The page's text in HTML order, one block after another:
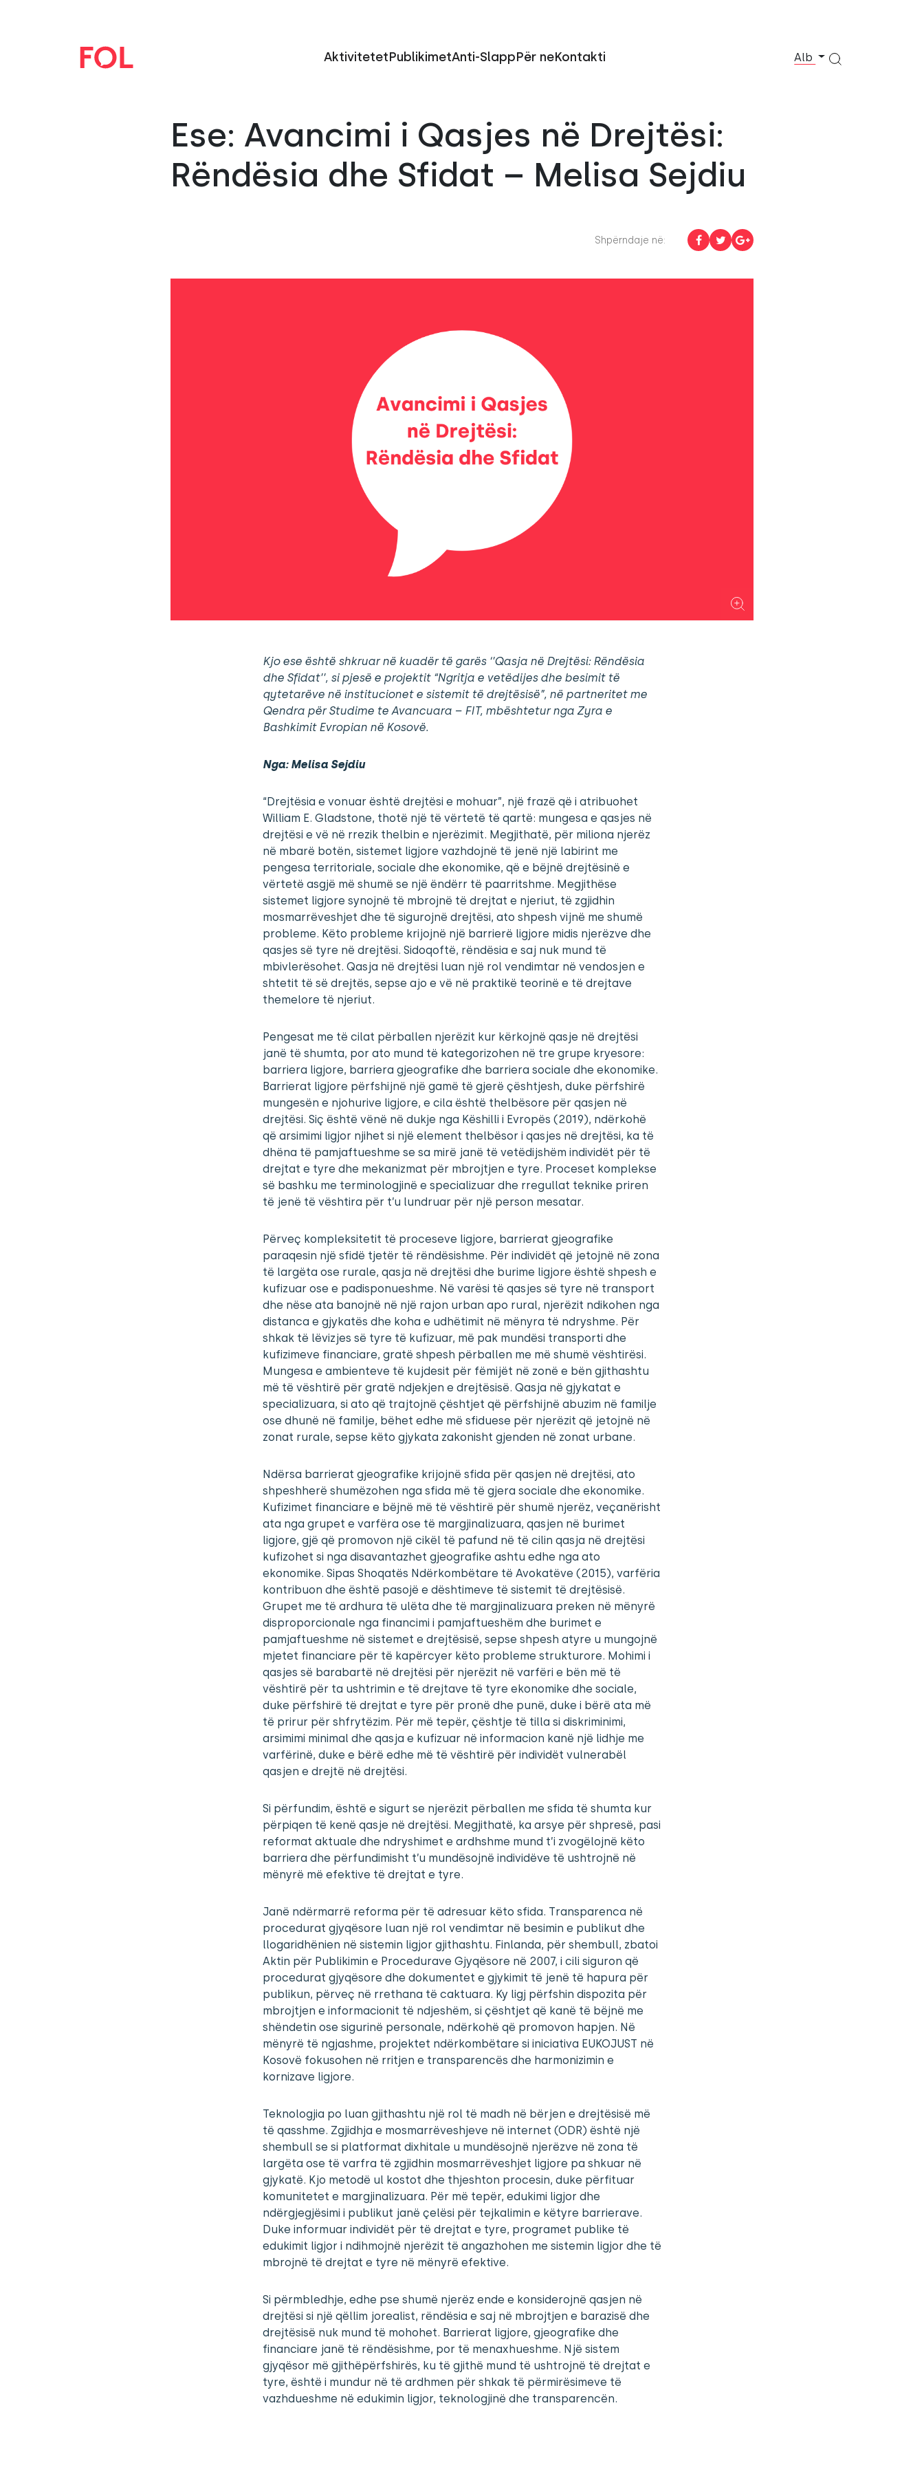
AktivitetetPublikimetAnti-SlappPër neKontakti Alb
Ese: Avancimi i Qasjes në Drejtësi:
Rëndësia dhe Sfidat – Melisa Sejdiu
Shpërndaje në:
Kjo ese është shkruar në kuadër të garës ‘’Qasja në Drejtësi: Rëndësia
dhe Sfidat’’, si pjesë e projektit “Ngritja e vetëdijes dhe besimit të
qytetarëve në institucionet e sistemit të drejtësisë”, në partneritet me
Qendra për Studime te Avancuara – FIT, mbështetur nga Zyra e
Bashkimit Evropian në Kosovë.
Nga: Melisa Sejdiu
“Drejtësia e vonuar është drejtësi e mohuar”, një frazë që i atribuohet
William E. Gladstone, thotë një të vërtetë të qartë: mungesa e qasjes në
drejtësi e vë në rrezik thelbin e njerëzimit. Megjithatë, për miliona njerëz
në mbarë botën, sistemet ligjore vazhdojnë të jenë një labirint me
pengesa territoriale, sociale dhe ekonomike, që e bëjnë drejtësinë e
vërtetë asgjë më shumë se një ëndërr të paarritshme. Megjithëse
sistemet ligjore synojnë të mbrojnë të drejtat e njeriut, të zgjidhin
mosmarrëveshjet dhe të sigurojnë drejtësi, ato shpesh vijnë me shumë
probleme. Këto probleme krijojnë një barrierë ligjore midis njerëzve dhe
qasjes së tyre në drejtësi. Sidoqoftë, rëndësia e saj nuk mund të
mbivlerësohet. Qasja në drejtësi luan një rol vendimtar në vendosjen e
shtetit të së drejtës, sepse ajo e vë në praktikë teorinë e të drejtave
themelore të njeriut.
Pengesat me të cilat përballen njerëzit kur kërkojnë qasje në drejtësi
janë të shumta, por ato mund të kategorizohen në tre grupe kryesore:
barriera ligjore, barriera gjeografike dhe barriera sociale dhe ekonomike.
Barrierat ligjore përfshijnë një gamë të gjerë çështjesh, duke përfshirë
mungesën e njohurive ligjore, e cila është thelbësore për qasjen në
drejtësi. Siç është vënë në dukje nga Këshilli i Evropës (2019), ndërkohë
që arsimimi ligjor njihet si një element thelbësor i qasjes në drejtësi, ka të
dhëna të pamjaftueshme se sa mirë janë të vetëdijshëm individët për të
drejtat e tyre dhe mekanizmat për mbrojtjen e tyre. Proceset komplekse
së bashku me terminologjinë e specializuar dhe rregullat teknike priren
të jenë të vështira për t’u lundruar për një person mesatar.
Përveç kompleksitetit të proceseve ligjore, barrierat gjeografike
paraqesin një sfidë tjetër të rëndësishme. Për individët që jetojnë në zona
të largëta ose rurale, qasja në drejtësi dhe burime ligjore është shpesh e
kufizuar ose e padisponueshme. Në varësi të qasjes së tyre në transport
dhe nëse ata banojnë në një rajon urban apo rural, njerëzit ndikohen nga
distanca e gjykatës dhe koha e udhëtimit në mënyra të ndryshme. Për
shkak të lëvizjes së tyre të kufizuar, më pak mundësi transporti dhe
kufizimeve financiare, gratë shpesh përballen me më shumë vështirësi.
Mungesa e ambienteve të kujdesit për fëmijët në zonë e bën gjithashtu
më të vështirë për gratë ndjekjen e drejtësisë. Qasja në gjykatat e
specializuara, si ato që trajtojnë çështjet që përfshijnë abuzim në familje
ose dhunë në familje, bëhet edhe më sfiduese për njerëzit që jetojnë në
zonat rurale, sepse këto gjykata zakonisht gjenden në zonat urbane.
Ndërsa barrierat gjeografike krijojnë sfida për qasjen në drejtësi, ato
shpeshherë shumëzohen nga sfida më të gjera sociale dhe ekonomike.
Kufizimet financiare e bëjnë më të vështirë për shumë njerëz, veçanërisht
ata nga grupet e varfëra ose të margjinalizuara, qasjen në burimet
ligjore, gjë që promovon një cikël të pafund në të cilin qasja në drejtësi
kufizohet si nga disavantazhet gjeografike ashtu edhe nga ato
ekonomike. Sipas Shoqatës Ndërkombëtare të Avokatëve (2015), varfëria
kontribuon dhe është pasojë e dështimeve të sistemit të drejtësisë.
Grupet me të ardhura të ulëta dhe të margjinalizuara preken në mënyrë
disproporcionale nga financimi i pamjaftueshëm dhe burimet e
pamjaftueshme në sistemet e drejtësisë, sepse shpesh atyre u mungojnë
mjetet financiare për të kapërcyer këto probleme strukturore. Mohimi i
qasjes së barabartë në drejtësi për njerëzit në varfëri e bën më të
vështirë për ta ushtrimin e të drejtave të tyre ekonomike dhe sociale,
duke përfshirë të drejtat e tyre për pronë dhe punë, duke i bërë ata më
të prirur për shfrytëzim. Për më tepër, çështje të tilla si diskriminimi,
arsimimi minimal dhe qasja e kufizuar në informacion kanë një lidhje me
varfërinë, duke e bërë edhe më të vështirë për individët vulnerabël
qasjen e drejtë në drejtësi.
Si përfundim, është e sigurt se njerëzit përballen me sfida të shumta kur
përpiqen të kenë qasje në drejtësi. Megjithatë, ka arsye për shpresë, pasi
reformat aktuale dhe ndryshimet e ardhshme mund t’i zvogëlojnë këto
barriera dhe përfundimisht t’u mundësojnë individëve të ushtrojnë në
mënyrë më efektive të drejtat e tyre.
Janë ndërmarrë reforma për të adresuar këto sfida. Transparenca në
procedurat gjyqësore luan një rol vendimtar në besimin e publikut dhe
llogaridhënien në sistemin ligjor gjithashtu. Finlanda, për shembull, zbatoi
Aktin për Publikimin e Procedurave Gjyqësore në 2007, i cili siguron që
procedurat gjyqësore dhe dokumentet e gjykimit të jenë të hapura për
publikun, përveç në rrethana të caktuara. Ky ligj përfshin dispozita për
mbrojtjen e informacionit të ndjeshëm, si çështjet që kanë të bëjnë me
shëndetin ose sigurinë personale, ndërkohë që promovon hapjen. Në
mënyrë të ngjashme, projektet ndërkombëtare si iniciativa EUKOJUST në
Kosovë fokusohen në rritjen e transparencës dhe harmonizimin e
kornizave ligjore.
Teknologjia po luan gjithashtu një rol të madh në bërjen e drejtësisë më
të qasshme. Zgjidhja e mosmarrëveshjeve në internet (ODR) është një
shembull se si platformat dixhitale u mundësojnë njerëzve në zona të
largëta ose të varfra të zgjidhin mosmarrëveshjet ligjore pa shkuar në
gjykatë. Kjo metodë ul kostot dhe thjeshton procesin, duke përfituar
komunitetet e margjinalizuara. Për më tepër, edukimi ligjor dhe
ndërgjegjësimi i publikut janë çelësi për tejkalimin e këtyre barrierave.
Duke informuar individët për të drejtat e tyre, programet publike të
edukimit ligjor i ndihmojnë njerëzit të angazhohen me sistemin ligjor dhe të
mbrojnë të drejtat e tyre në mënyrë efektive.
Si përmbledhje, edhe pse shumë njerëz ende e konsiderojnë qasjen në
drejtësi si një qëllim jorealist, rëndësia e saj në mbrojtjen e barazisë dhe
drejtësisë nuk mund të mohohet. Barrierat ligjore, gjeografike dhe
financiare janë të rëndësishme, por të menaxhueshme. Një sistem
gjyqësor më gjithëpërfshirës, ku të gjithë mund të ushtrojnë të drejtat e
tyre, është i mundur në të ardhmen për shkak të përmirësimeve të
vazhdueshme në edukimin ligjor, teknologjinë dhe transparencën.